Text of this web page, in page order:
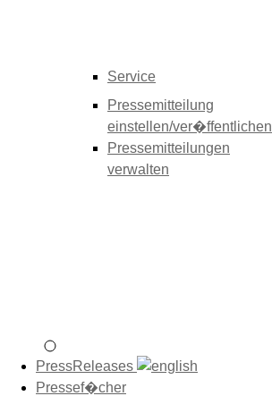
Service
Pressemitteilung
einstellen/ver�ffentlichen
Pressemitteilungen
verwalten
PressReleases
Pressef�cher